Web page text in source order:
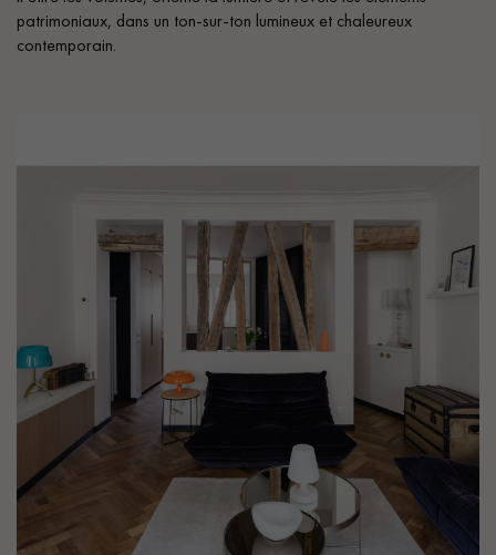
Demandez un rendez-vous personnalisé
Obtenez un devis gratuit !
patrimoniaux, dans un ton-sur-ton lumineux et chaleureux
contemporain.